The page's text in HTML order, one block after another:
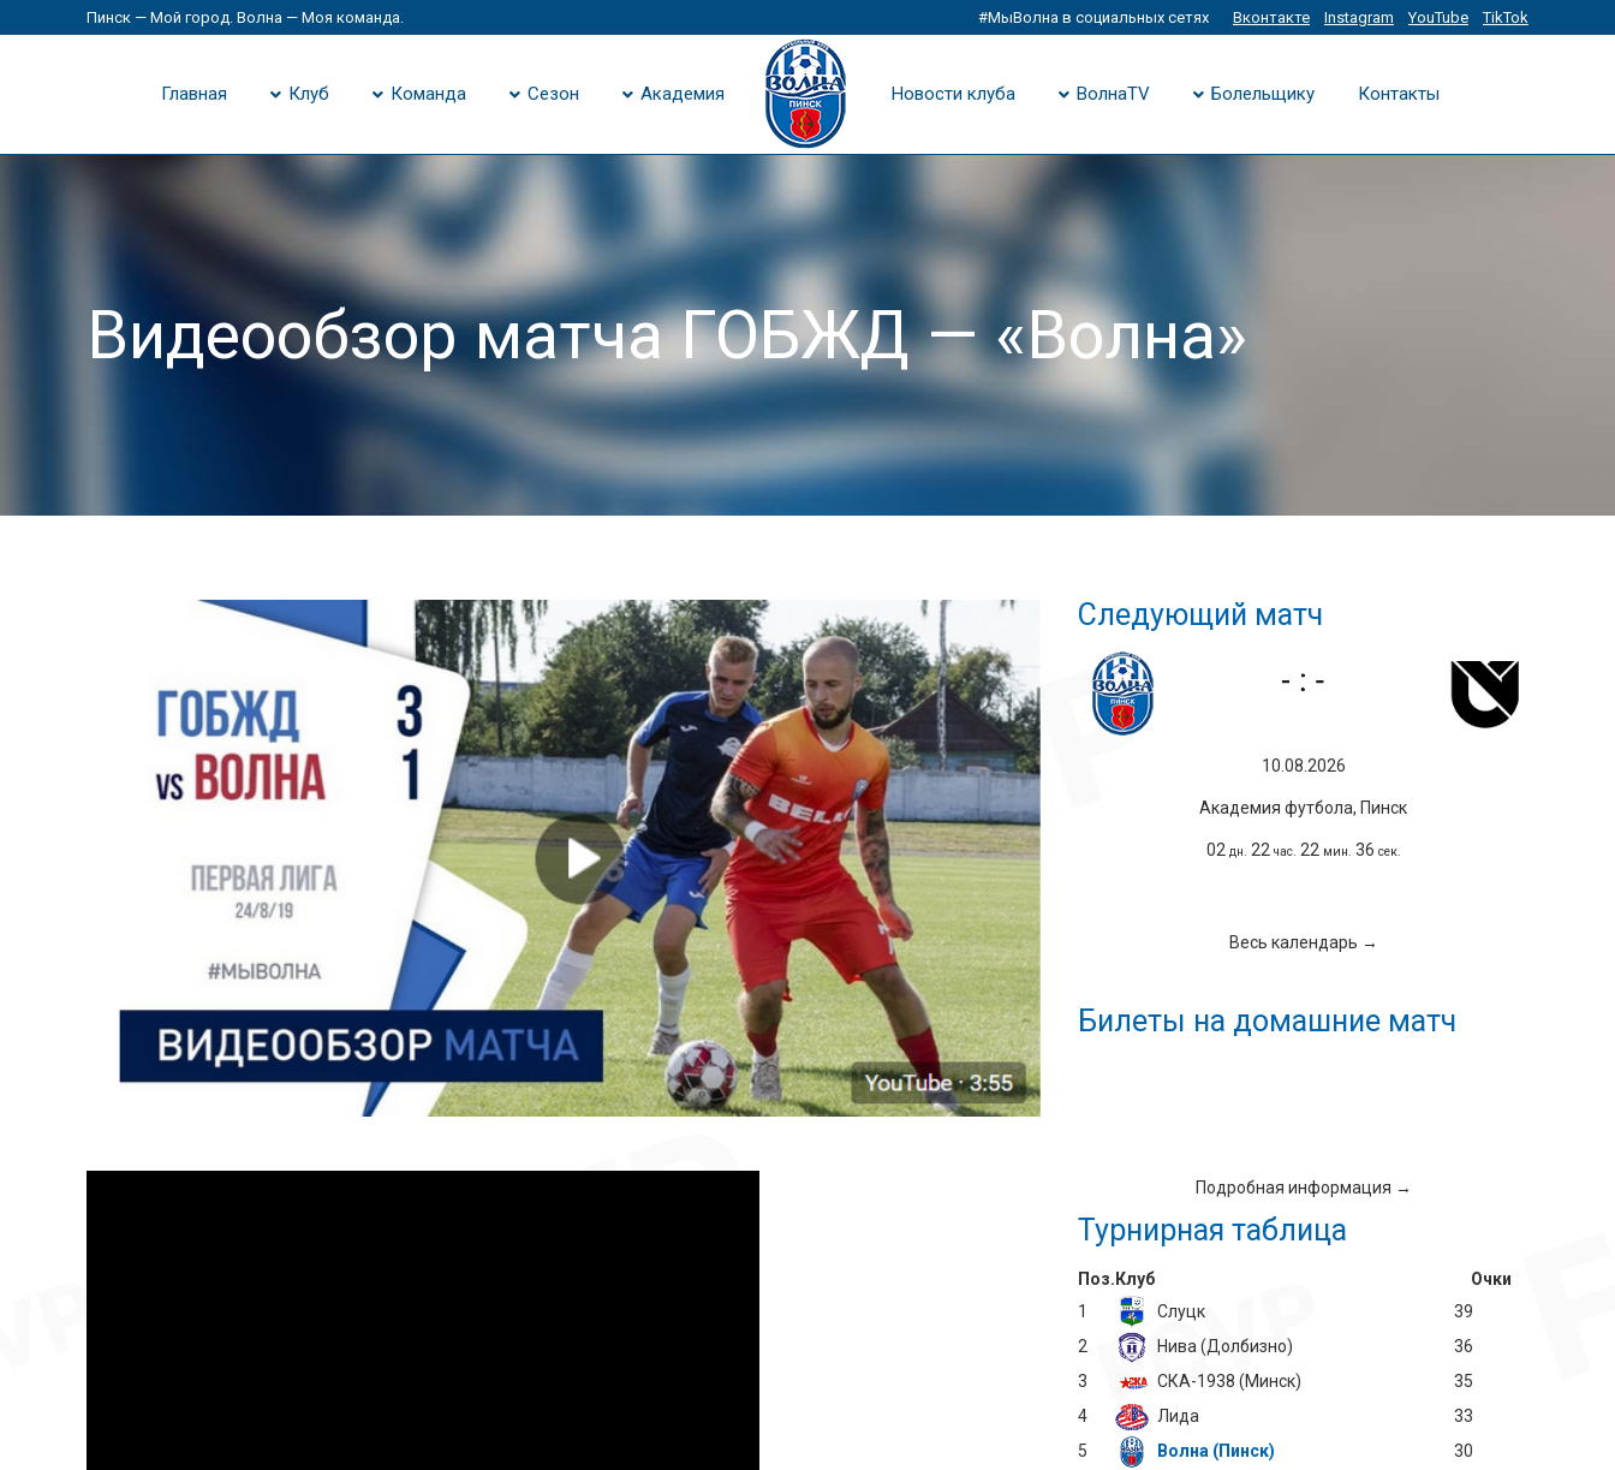
Пинск — Мой город. Волна — Моя команда. #МыВолна в социальных сетях Вконтакте Instagram YouTube TikTok
Главная Клуб Команда Сезон Академия Новости клуба ВолнаTV Болельщику Контакты
Видеообзор матча ГОБЖД — «Волна»
Следующий матч
10.08.2026
Академия футбола, Пинск
02 дн. 22 час. 22 мин. 35 сек.
Весь календарь →
Билеты на домашние матч
Подробная информация →
Турнирная таблица
Поз. Клуб
Очки
1
Слуцк
39
2
Нива (Долбизно)
36
3
СКА-1938 (Минск)
35
4
Лида
33
5
Волна (Пинск)
30